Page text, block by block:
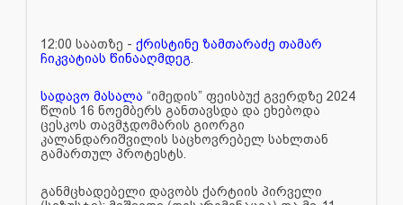
12:00 საათზე - ქრისტინე ზამთარაძე თამარ
ჩიკვატიას წინააღმდეგ
სადავო მასალა “იმედის” ფეისბუქ გვერდზე 2024
წლის 16 ნოემბერს განთავსდა და ეხებოდა
ცესკოს თავმჯდომარის გიორგი
კალანდარიშვილის საცხოვრებელ სახლთან
გამართულ პროტესტს.
განმცხადებელი დავობს ქარტიის პირველი